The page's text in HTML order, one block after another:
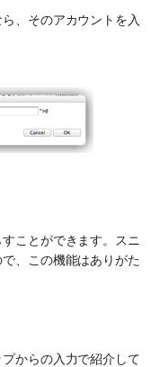
、そのアカウントを入
ことができます。スニ
、この機能はありがた
からの入力で紹介して